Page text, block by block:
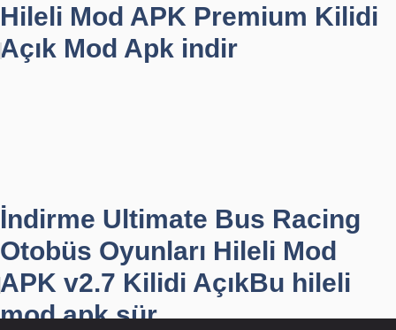
Hileli Mod APK Premium Kilidi
Açık Mod Apk indir
İndirme Ultimate Bus Racing
Otobüs Oyunları Hileli Mod
APK v2.7 Kilidi AçıkBu hileli
mod apk sür...